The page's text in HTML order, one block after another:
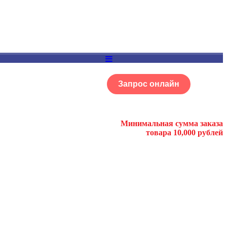
Запрос онлайн
Минимальная сумма заказа
товара 10,000 рублей